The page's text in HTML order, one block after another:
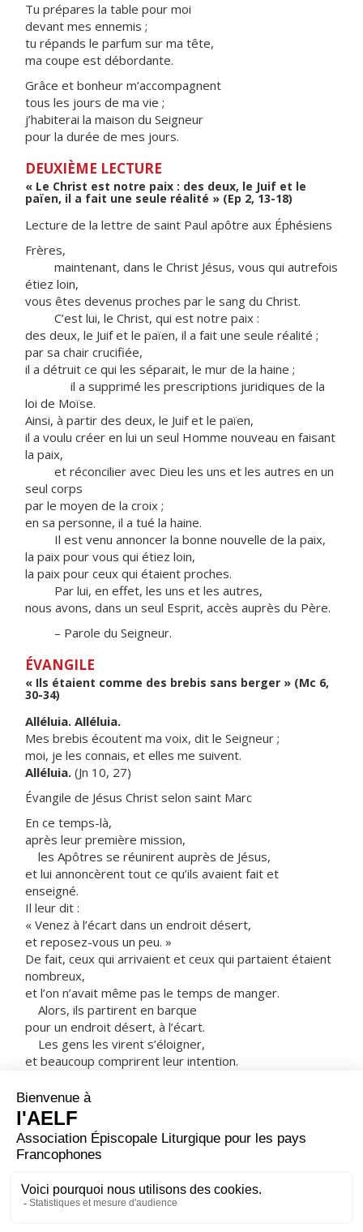
Tu prépares la table pour moi
devant mes ennemis ;
tu répands le parfum sur ma tête,
ma coupe est débordante.
Grâce et bonheur m’accompagnent
tous les jours de ma vie ;
j’habiterai la maison du Seigneur
pour la durée de mes jours.
DEUXIÈME LECTURE
« Le Christ est notre paix : des deux, le Juif et le
païen, il a fait une seule réalité » (Ep 2, 13-18)
Lecture de la lettre de saint Paul apôtre aux Éphésiens
Frères,
maintenant, dans le Christ Jésus, vous qui autrefois
étiez loin,
vous êtes devenus proches par le sang du Christ.
C’est lui, le Christ, qui est notre paix :
des deux, le Juif et le païen, il a fait une seule réalité ;
par sa chair crucifiée,
il a détruit ce qui les séparait, le mur de la haine ;
il a supprimé les prescriptions juridiques de la
loi de Moïse.
Ainsi, à partir des deux, le Juif et le païen,
il a voulu créer en lui un seul Homme nouveau en faisant
la paix,
et réconcilier avec Dieu les uns et les autres en un
seul corps
par le moyen de la croix ;
en sa personne, il a tué la haine.
Il est venu annoncer la bonne nouvelle de la paix,
la paix pour vous qui étiez loin,
la paix pour ceux qui étaient proches.
Par lui, en effet, les uns et les autres,
nous avons, dans un seul Esprit, accès auprès du Père.
– Parole du Seigneur.
ÉVANGILE
« Ils étaient comme des brebis sans berger » (Mc 6,
30-34)
Alléluia. Alléluia.
Mes brebis écoutent ma voix, dit le Seigneur ;
moi, je les connais, et elles me suivent.
Alléluia. (Jn 10, 27)
Évangile de Jésus Christ selon saint Marc
En ce temps-là,
après leur première mission,
les Apôtres se réunirent auprès de Jésus,
et lui annoncèrent tout ce qu’ils avaient fait et
enseigné.
Il leur dit :
« Venez à l’écart dans un endroit désert,
et reposez-vous un peu. »
De fait, ceux qui arrivaient et ceux qui partaient étaient
nombreux,
et l’on n’avait même pas le temps de manger.
Alors, ils partirent en barque
pour un endroit désert, à l’écart.
Les gens les virent s’éloigner,
et beaucoup comprirent leur intention.
ils coururent là-bas
et arrivèrent avant eux.
En débarquant, Jésus vit une grande foule.
Il fut saisi de compassion envers eux,
parce qu’ils étaient comme des brebis sans berger.
Alors, il se mit à les enseigner longuement.
– Acclamons la Parole de Dieu.